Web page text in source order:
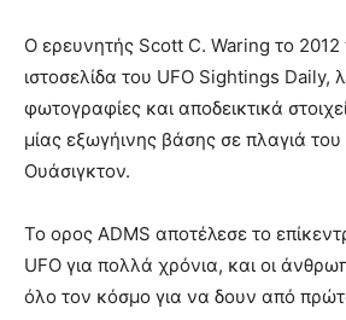
Ο ερευνητής Scott C. Waring το
ιστοσελίδα του UFO Sightings Daily,
φωτογραφίες και αποδεικτικά
μίας εξωγήινης βάσης σε πλαγιά
Ουάσιγκτον.
Το ορος ADMS αποτέλεσε το
UFO για πολλά χρόνια, και οι
όλο τον κόσμο για να δουν από